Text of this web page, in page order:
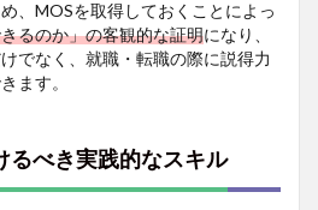
、MOSを取得しておくことによっ
るのか」の客観的な証明になり、
でなく、就職・転職の際に説得力
ます。
るべき実践的なスキル